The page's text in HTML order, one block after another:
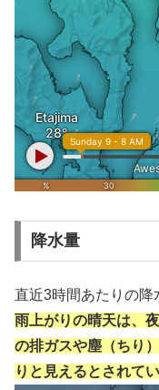
降水量
直近3時間あたりの降
雨上がりの晴天は、
の排ガスや塵（ちり
りと見えるとされてい